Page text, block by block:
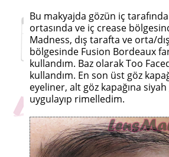
Bu makyajda gözün iç
ortasında ve iç crease
Madness, dış tarafta ve orta/
bölgesinde Fusion Bordeaux
kullandım. Baz olarak Too
kullandım. En son üst göz
eyeliner, alt göz kapağına
uygulayıp rimelledim.